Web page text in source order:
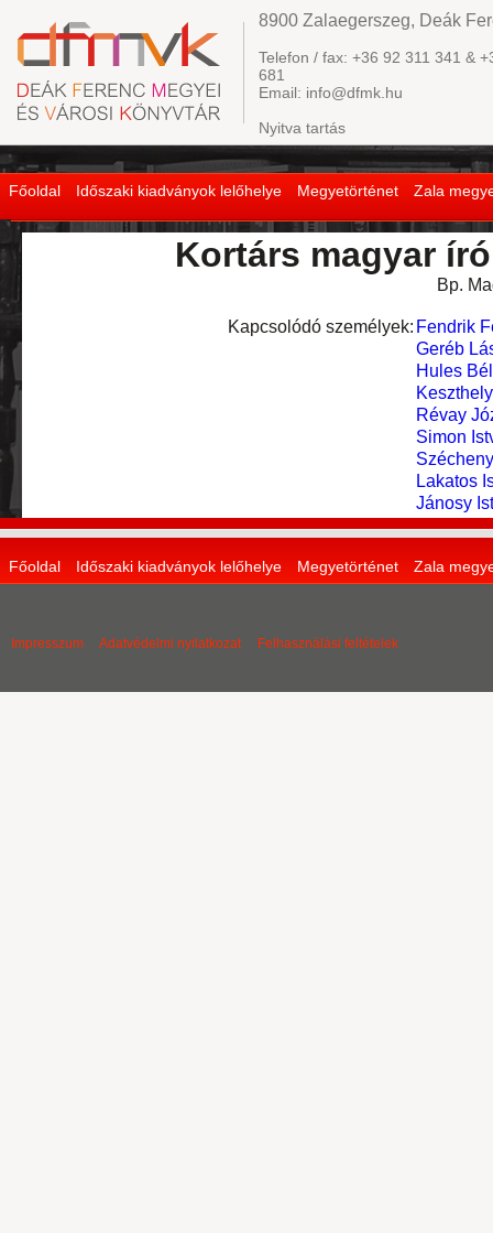
Főoldal Időszaki kiadványok lelőhelye Megyetörténet Zala
8900 Zalaegerszeg, Deák
Telefon / fax: +36 92 311 341 &
681
Email: info@dfmk.hu
Nyitva tartás
Kortárs magyar
Bp.
Kapcsolódó személyek: Fendrik
Geréb
Hules
Révay
Simon
Lakatos
Jánosy
Főoldal Időszaki kiadványok lelőhelye Megyetörténet Zala
Impresszum Adatvédelmi nyilatkozat Felhasználási feltételek